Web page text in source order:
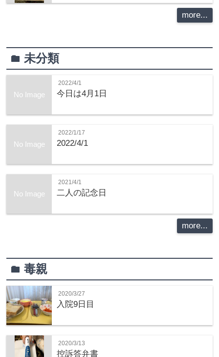
more...
folder未分類
No Image
2022/4/1
今日は4月1日
No Image
2022/1/17
2022/4/1
No Image
2021/4/1
二人の記念日
more...
folder毒親
2020/3/27
入院9日目
2020/3/13
控訴答弁書